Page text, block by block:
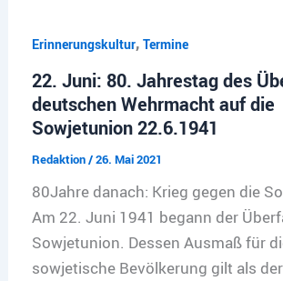
Erinnerungskultur, Termine
22. Juni: 80. Jahrestag des
deutschen Wehrmacht auf die
Sowjetunion 22.6.1941
Redaktion/26. Mai 2021
80Jahre danach: Krieg gegen die
Am 22. Juni 1941 begann der
Sowjetunion. Dessen Ausmaß für
sowjetische Bevölkerung gilt als der